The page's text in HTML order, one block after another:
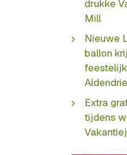
drukke
Mill
Nieuwe
ballon
Extra
tijdens